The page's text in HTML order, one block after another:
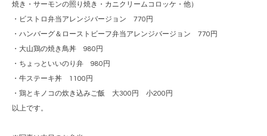
焼き・サーモンの照り焼き・カニクリームコロッケ・他）
・ビストロ弁当アレンジバージョン 770円
・ハンバーグ＆ローストビーフ弁当アレンジバージョン 770円
・大山鶏の焼き鳥丼 980円
・ちょっといいのり弁 980円
・牛ステーキ丼 1100円
・鶏とキノコの炊き込みご飯 大300円 小200円
以上です。